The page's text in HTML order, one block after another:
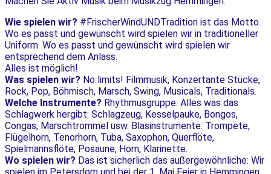
Wie spielen wir? #FrischerWindUNDTradition ist das Motto.
Wo es passt und gewünscht wird spielen wir in traditioneller
Uniform. Wo es passt und gewünscht wird spielen wir
entsprechend dem Anlass.
Alles ist möglich!
Was spielen wir? No limits! Filmmusik, Konzertante Stücke,
Rock, Pop, Böhmisch, Marsch, Swing, Musicals, Traditionals.
Welche Instrumente? Rhythmusgruppe: Alles was das
Schlagwerk hergibt: Schlagzeug, Kesselpauke, Bongos,
Congas, Marschtrommel usw. Blasinstrumente: Trompete,
Flügelhorn, Tenorhorn, Tuba, Saxophon, Querflöte,
Spielmannsflöte, Posaune, Horn, Klarinette.
Wo spielen wir? Das ist sicherlich das außergewöhnliche: Wir